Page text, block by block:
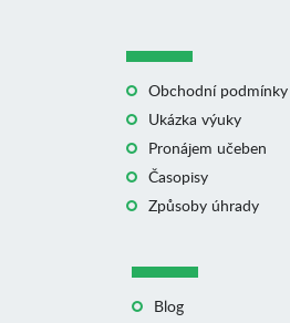
Obchodní podmínky
Ukázka výuky
Pronájem učeben
Časopisy
Způsoby úhrady
Blog